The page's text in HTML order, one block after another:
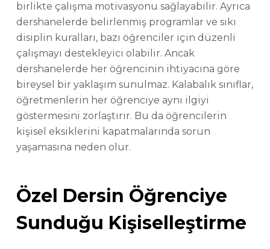
birlikte çalışma motivasyonu sağlayabilir. Ayrıca
dershanelerde belirlenmiş programlar ve sıkı
disiplin kuralları, bazı öğrenciler için düzenli
çalışmayı destekleyici olabilir. Ancak
dershanelerde her öğrencinin ihtiyacına göre
bireysel bir yaklaşım sunulmaz. Kalabalık sınıflar,
öğretmenlerin her öğrenciye aynı ilgiyi
göstermesini zorlaştırır. Bu da öğrencilerin
kişisel eksiklerini kapatmalarında sorun
yaşamasına neden olur.
Özel Dersin Öğrenciye
Sunduğu Kişiselleştirme